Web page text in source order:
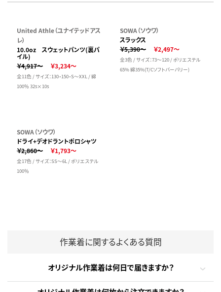
United Athle（ユナイテッドアス
レ）
10.0oz スウェットパンツ(裏パ
イル)
￥4,917～
￥3,234～
全11色 / サイズ：130・150・S～XXL / 綿
100％ 32s×10s
SOWA（ソウワ）
スラックス
￥5,390～
￥2,497～
全3色 / サイズ：73～120 / ポリエステル
65% 綿35%(T/Cソフトバーバリー)
SOWA（ソウワ）
ドライ+デオドラントポロシャツ
￥2,860～
￥1,793～
全17色 / サイズ：SS～6L / ポリエステル
100％
作業着に関するよくある質問
オリジナル作業着は何日で届きますか？